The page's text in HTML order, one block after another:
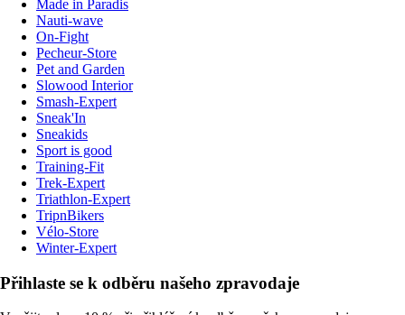
Made in Paradis
Nauti-wave
On-Fight
Pecheur-Store
Pet and Garden
Slowood Interior
Smash-Expert
Sneak'In
Sneakids
Sport is good
Training-Fit
Trek-Expert
Triathlon-Expert
TripnBikers
Vélo-Store
Winter-Expert
Přihlaste se k odběru našeho zpravodaje